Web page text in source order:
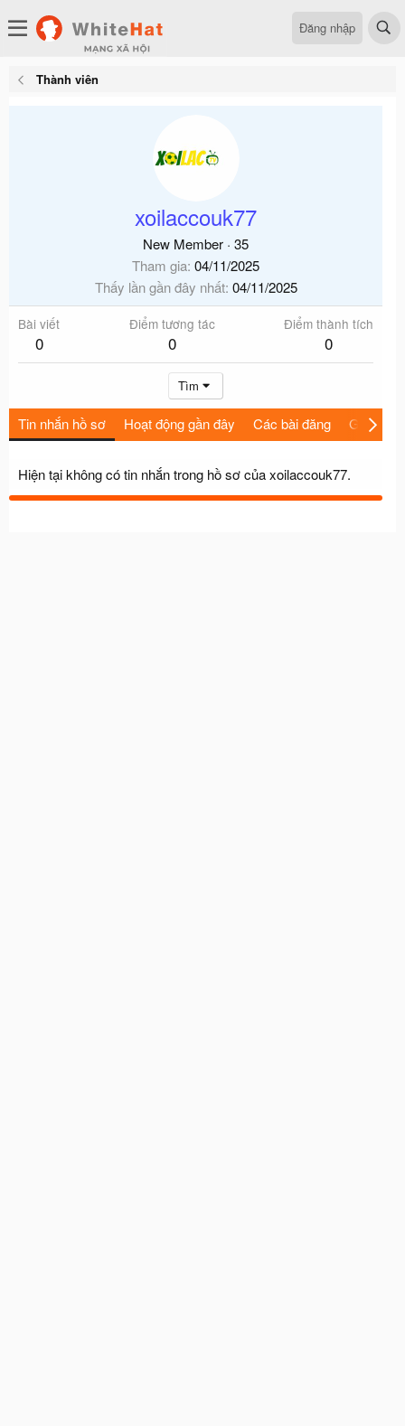
Đăng nhập
Thành viên
xoilaccouk77
New Member · 35
Tham gia 04/11/2025
Thấy lần gần đây nhất 04/11/2025
Bài viết
0
Điểm tương tác
0
Điểm thành tích
0
Tìm
Tin nhắn hồ sơ Hoạt động gần đây Các bài đăng Giới thiệu
Hiện tại không có tin nhắn trong hồ sơ của xoilaccouk77.